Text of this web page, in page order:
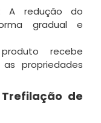
A redução do
gradual e
recebe
propriedades
de